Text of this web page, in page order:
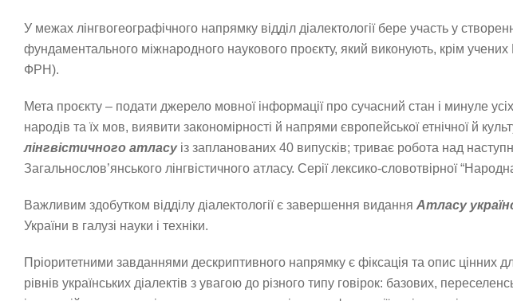
У межах лінгвогеографічного напрямку відділ діалектології бере участь у
фундаментального міжнародного наукового проєкту, який виконують, крім учених
ФРН).
Мета проєкту – подати джерело мовної інформації про сучасний стан і ми­нуле
народів та їх мов, виявити закономірності й напрями євро­пейської етнічної й
лінгвістичного атласуіз запланованих 40 випусків; триває робота над
Загальнослов’янського лінгвістичного атласу. Серії лексико-словотвірної
Важливим здобутком відділу діалектології є завершення видання Атласу
України в галузі науки і техніки.
Пріоритетними завданнями дескриптивного напрямку є фіксація та опис цінних
рівнів українських діалектів з увагою до різного типу говірок: базових,